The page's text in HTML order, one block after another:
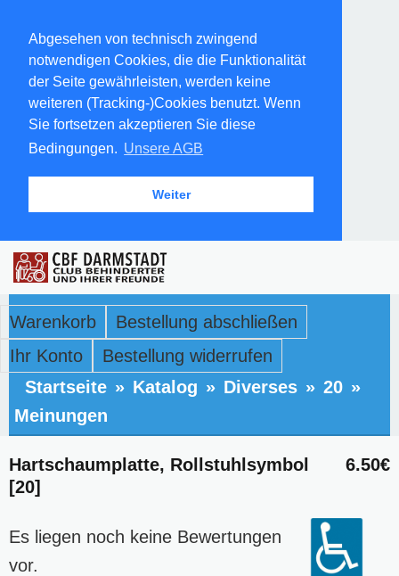
Abgesehen von technisch zwingend
notwendigen Cookies, die die Funktionalität
der Seite gewährleisten, werden keine
weiteren (Tracking-)Cookies benutzt. Wenn
Sie fortsetzen akzeptieren Sie diese
Bedingungen. Unsere AGB
Weiter
Warenkorb
Bestellung abschließen
Ihr Konto
Bestellung widerrufen
Startseite » Katalog » Diverses » 20 »
Meinungen
6.50€
Hartschaumplatte, Rollstuhlsymbol
[20]
Es liegen noch keine Bewertungen
vor.